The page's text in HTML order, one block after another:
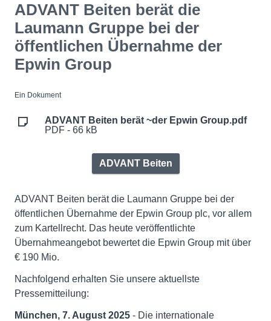
ADVANT Beiten berät die
Laumann Gruppe bei der
öffentlichen Übernahme der
Epwin Group
Ein Dokument
ADVANT Beiten berät ~der Epwin Group.pdf
PDF - 66 kB
ADVANT Beiten
ADVANT Beiten berät die Laumann Gruppe bei der
öffentlichen Übernahme der Epwin Group plc, vor allem
zum Kartellrecht. Das heute veröffentlichte
Übernahmeangebot bewertet die Epwin Group mit über
€ 190 Mio.
Nachfolgend erhalten Sie unsere aktuellste
Pressemitteilung:
München, 7. August 2025 - Die internationale